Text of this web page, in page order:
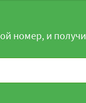
номер, и